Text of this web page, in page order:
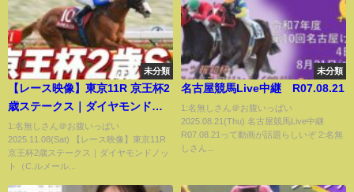
未分類
【レース映像】東京11R 京王杯2
歳ステークス｜ダイヤモンドノ
ット（C.ルメール）｜ウイニン
グ競馬
1:名無しさん＠お腹いっぱい
2025.11.08(Sat) 【レース映像】東京11R
京王杯2歳ステークス｜ダイヤモンドノッ
ト（C.ルメール...
未分類
名古屋競馬Live中継 R07.08.21
1:名無しさん＠お腹いっぱい
2025.08.21(Thu) 名古屋競馬Live中継
R07.08.21って動画が話題らしいぞ 2:名無
しさん...